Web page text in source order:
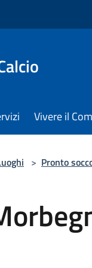
Vivere il
> Pronto